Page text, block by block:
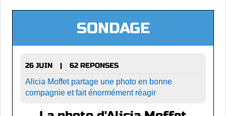
SONDAGE
26 JUIN |
62 REPONSES
Alicia Moffet partage une photo en bonne
compagnie et fait énormément réagir